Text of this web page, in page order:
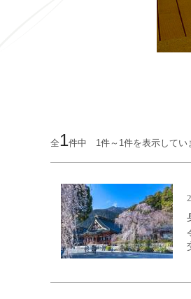
全1件中 1件～1件を表示してい
間約